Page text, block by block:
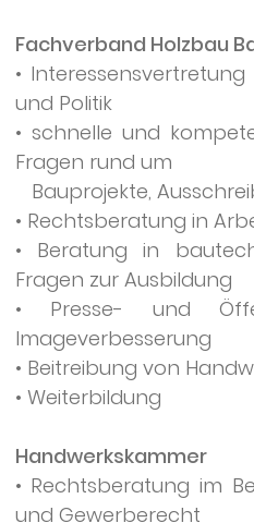
Fachverband Holzbau
•
und Politik
• schnelle und
Fragen rund um
Bauprojekte,
• Rechtsberatung in
• Beratung in
Fragen zur Ausbildung
• Presse- und
Imageverbesserung
• Beitreibung von
• Weiterbildung
Handwerkskammer
• Rechtsberatung im
und Gewerberecht